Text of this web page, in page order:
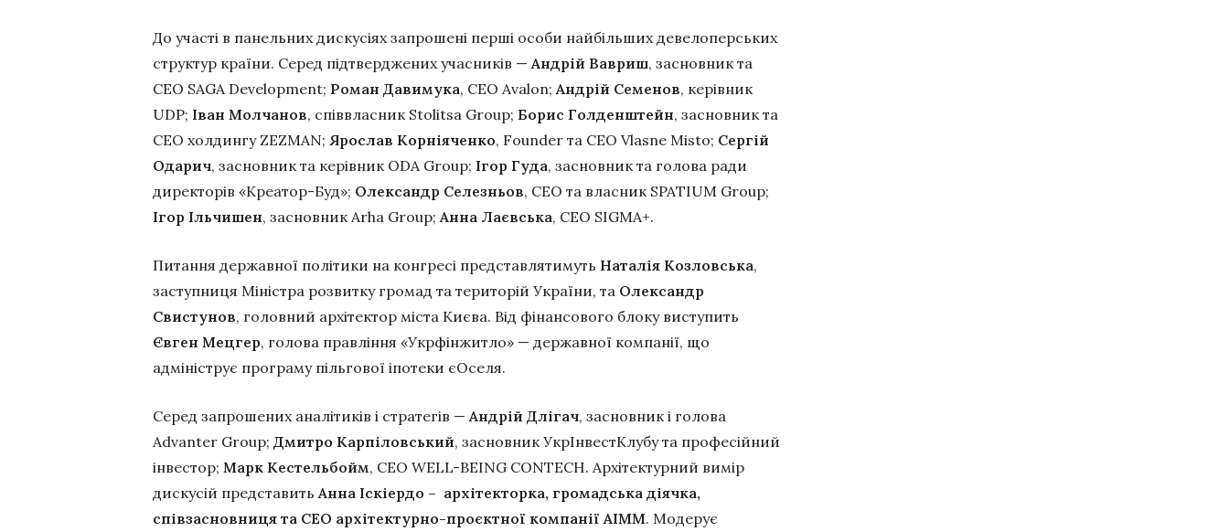
До участі в панельних дискусіях запрошені перші особи найбільших девелоперських
структур країни. Серед підтверджених учасників —Андрій Вавриш, засновник та
CEO SAGA Development; Роман Давимука, CEO Avalon;Андрій Семенов, керівник
UDP; Іван Молчанов, співвласник Stolitsa Group; Борис Голденштейн, засновник та
CEO холдингу ZEZMAN; Ярослав Корніяченко, Founder та CEO Vlasne Misto; Сергій
Одарич, засновник та керівник ODA Group; Ігор Гуда, засновник та голова ради
директорів «Креатор-Буд»; Олександр Селезньов, CEO та власник SPATIUM Group;
Ігор Ільчишен, засновник Arha Group;Анна Лаєвська, CEO SIGMA+.
Питання державної політики на конгресі представлятимуть Наталія Козловська,
заступниця Міністра розвитку громад та територій України, та Олександр
Свистунов, головний архітектор міста Києва. Від фінансового блоку виступить
Євген Мецгер, голова правління «Укрфінжитло» — державної компанії, що
адмініструє програму пільгової іпотеки єОселя.
Серед запрошених аналітиків і стратегів —Андрій Длігач, засновник і голова
Advanter Group; Дмитро Карпіловський, засновник УкрІнвестКлубу та професійний
інвестор; Марк Кестельбойм, CEO WELL-BEING CONTECH. Архітектурний вимір
дискусій представитьАнна Іскіердо – архітекторка, громадська діячка,
співзасновниця та СЕО архітектурно-проєктної компанії АІММ. Модерує